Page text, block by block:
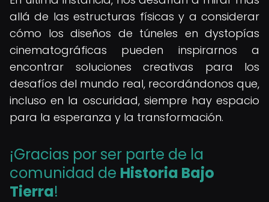
allá de las estructuras físicas y a considerar
cómo los diseños de túneles en dystopías
cinematográficas pueden inspirarnos a
encontrar soluciones creativas para los
desafíos del mundo real, recordándonos que,
incluso en la oscuridad, siempre hay espacio
para la esperanza y la transformación.
¡Gracias por ser parte de la
comunidad de Historia Bajo
Tierra!